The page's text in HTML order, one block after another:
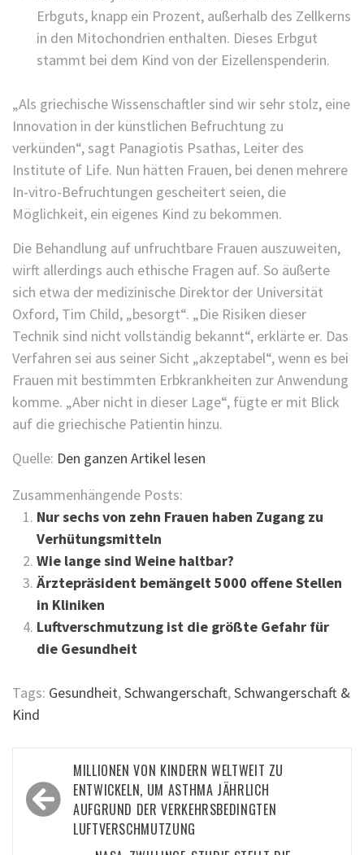
Erbguts, knapp ein Prozent, außerhalb des Zellkerns
in den Mitochondrien enthalten. Dieses Erbgut
stammt bei dem Kind von der Eizellenspenderin.
„Als griechische Wissenschaftler sind wir sehr stolz, eine
Innovation in der künstlichen Befruchtung zu
verkünden“, sagt Panagiotis Psathas, Leiter des
Institute of Life. Nun hätten Frauen, bei denen mehrere
In-vitro-Befruchtungen gescheitert seien, die
Möglichkeit, ein eigenes Kind zu bekommen.
Die Behandlung auf unfruchtbare Frauen auszuweiten,
wirft allerdings auch ethische Fragen auf. So äußerte
sich etwa der medizinische Direktor der Universität
Oxford, Tim Child, „besorgt“. „Die Risiken dieser
Technik sind nicht vollständig bekannt“, erklärte er. Das
Verfahren sei aus seiner Sicht „akzeptabel“, wenn es bei
Frauen mit bestimmten Erbkrankheiten zur Anwendung
komme. „Aber nicht in dieser Lage“, fügte er mit Blick
auf die griechische Patientin hinzu.
Quelle: Den ganzen Artikel lesen
Zusammenhängende Posts:
Nur sechs von zehn Frauen haben Zugang zu
Verhütungsmitteln
Wie lange sind Weine haltbar?
Ärztepräsident bemängelt 5000 offene Stellen
in Kliniken
Luftverschmutzung ist die größte Gefahr für
die Gesundheit
Tags: Gesundheit,Schwangerschaft,Schwangerschaft &
Kind
Beitragsnavigation
MILLIONEN VON KINDERN WELTWEIT ZU
ENTWICKELN, UM ASTHMA JÄHRLICH
AUFGRUND DER VERKEHRSBEDINGTEN
LUFTVERSCHMUTZUNG